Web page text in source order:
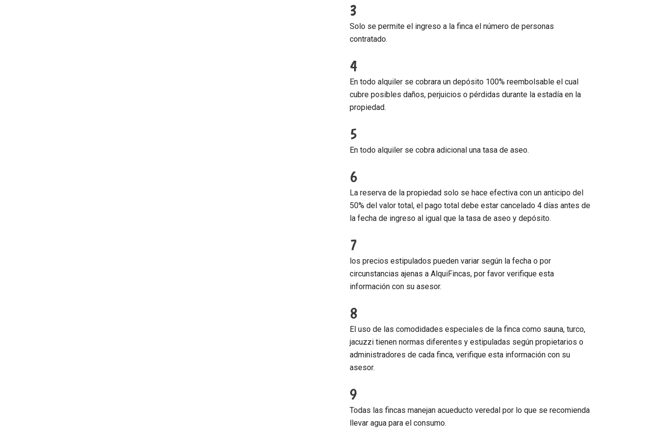
3
Solo se permite el ingreso a la finca el número de personas
contratado.
4
En todo alquiler se cobrara un depósito 100% reembolsable el cual
cubre posibles daños, perjuicios o pérdidas durante la estadía en la
propiedad.
5
En todo alquiler se cobra adicional una tasa de aseo.
6
La reserva de la propiedad solo se hace efectiva con un anticipo del
50% del valor total, el pago total debe estar cancelado 4 días antes de
la fecha de ingreso al igual que la tasa de aseo y depósito.
7
los precios estipulados pueden variar según la fecha o por
circunstancias ajenas a AlquiFincas, por favor verifique esta
información con su asesor.
8
El uso de las comodidades especiales de la finca como sauna, turco,
jacuzzi tienen normas diferentes y estipuladas según propietarios o
administradores de cada finca, verifique esta información con su
asesor.
9
Todas las fincas manejan acueducto veredal por lo que se recomienda
llevar agua para el consumo.